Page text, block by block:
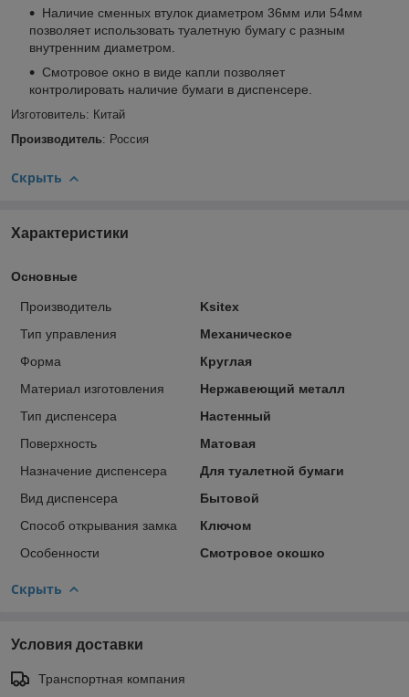
Наличие сменных втулок диаметром 36мм или 54мм
позволяет использовать туалетную бумагу с разным
внутренним диаметром.
Смотровое окно в виде капли позволяет
контролировать наличие бумаги в диспенсере.
Изготовитель: Китай
Производитель: Россия
Скрыть
Характеристики
Основные
Производитель
Ksitex
Тип управления
Механическое
Форма
Круглая
Материал изготовления
Нержавеющий металл
Тип диспенсера
Настенный
Поверхность
Матовая
Назначение диспенсера
Для туалетной бумаги
Вид диспенсера
Бытовой
Способ открывания замка
Ключом
Особенности
Смотровое окошко
Скрыть
Условия доставки
Транспортная компания